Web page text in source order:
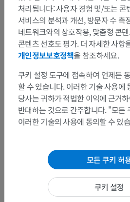
처리됩니다: 사용자 경험 및/또는 콘
서비스의 분석과 개선, 방문자 수 측
네트워크와의 상호작용, 맞춤형 콘
콘텐츠 선호도 평가. 더 자세한 사항
개인정보보호정책을 참조하세요.
쿠키 설정 도구에 접속하여 언제든
할 수 있습니다. 이러한 기술 사용에
당사는 귀하가 적법한 이익에 근거
반대하는 것으로 간주합니다. "모든
이러한 기술의 사용에 동의할 수 있
모든 쿠키 허
쿠키 설정